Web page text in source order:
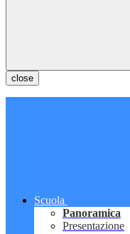
close
Scuola
Panoramica
Presentazione